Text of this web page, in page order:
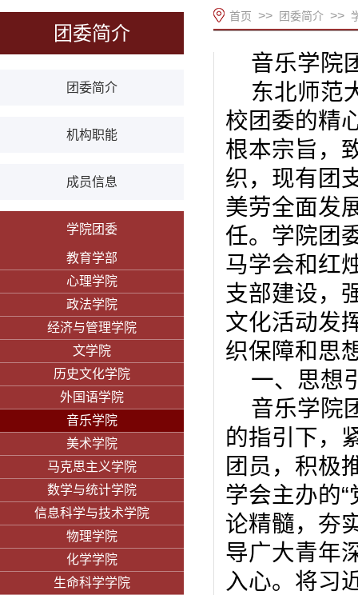
团委简介
团委简介
机构职能
成员信息
学院团委
教育学部
心理学院
政法学院
经济与管理学院
文学院
历史文化学院
外国语学院
音乐学院
美术学院
马克思主义学院
数学与统计学院
信息科学与技术学院
物理学院
化学学院
生命科学学院
首页 >> 团委简介 >>
音乐学院
东北师范
校团委的精
根本宗旨，
织，现有团
美劳全面发
任。学院团
马学会和红
支部建设，
文化活动发
织保障和思
一、思想
音乐学院
的指引下，
团员，积极
学会主办的“
论精髓，夯
导广大青年
入心。将习